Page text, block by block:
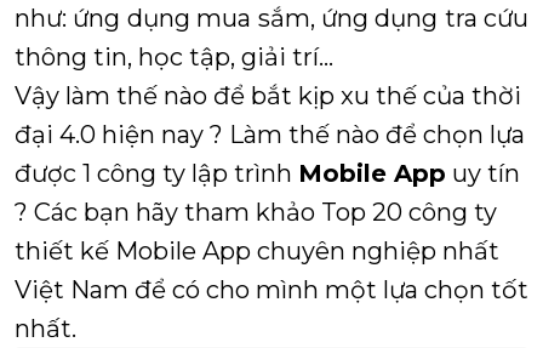
như: ứng dụng mua sắm, ứng dụng tra cứu
thông tin, học tập, giải trí…
Vậy làm thế nào để bắt kịp xu thế của thời
đại 4.0 hiện nay ? Làm thế nào để chọn lựa
được 1 công ty lập trình Mobile App uy tín
? Các bạn hãy tham khảo Top 20 công ty
thiết kế Mobile App chuyên nghiệp nhất
Việt Nam để có cho mình một lựa chọn tốt
nhất.